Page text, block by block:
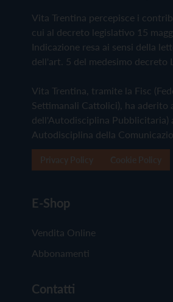
Vita Trentina percepisce i
cui al decreto legislativo 15
Indicazione resa ai sensi della
dell'art. 5 del medesimo decreto
Vita Trentina, tramite la Fisc
Settimanali Cattolici), ha aderito
dell'Autodisciplina Pubblicitaria)
Autodisciplina della
E-Shop
Vendita Online
Abbonamenti
Contatti